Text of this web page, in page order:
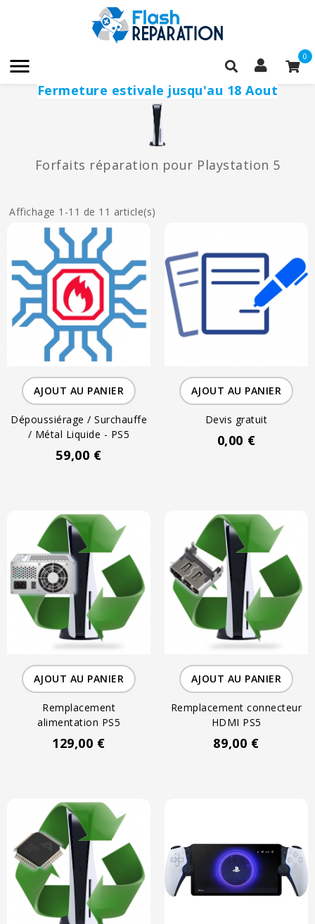
 0
Fermeture estivale jusqu'au 18 Aout
Forfaits réparation pour Playstation 5
Affichage 1-11 de 11 article(s)
AJOUT AU PANIER
Dépoussiérage / Surchauffe
/ Métal Liquide - PS5
59,00 €
AJOUT AU PANIER
Devis gratuit
0,00 €
AJOUT AU PANIER
Remplacement
alimentation PS5
129,00 €
AJOUT AU PANIER
Remplacement connecteur
HDMI PS5
89,00 €